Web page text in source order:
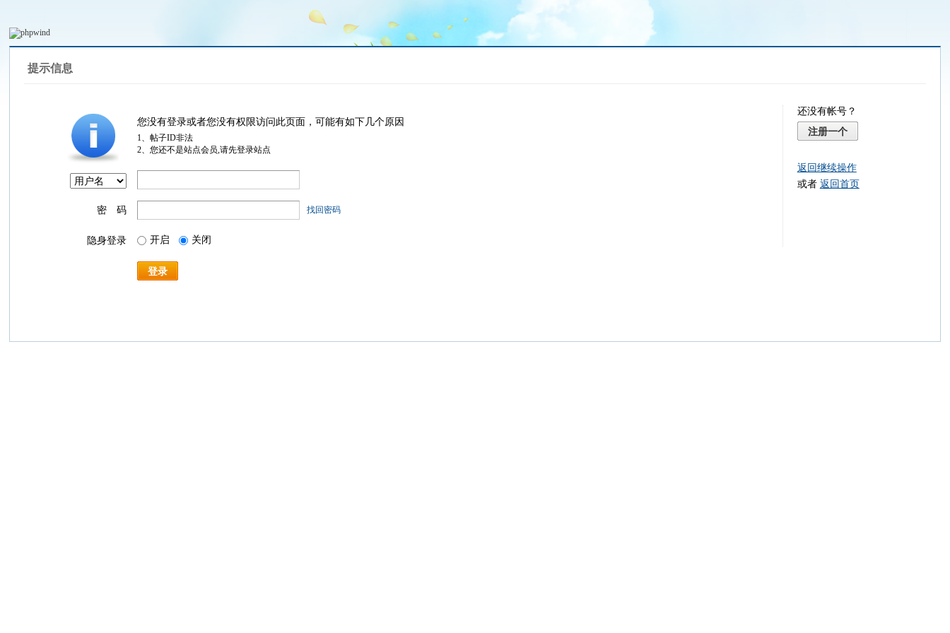
提示信息
您没有登录或者您没有权限访问此页面，可能有如下几个原因
1、帖子ID非法
2、您还不是站点会员,请先登录站点
密 码 找回密码
隐身登录 开启 关闭
登录
还没有帐号？
注册一个
返回继续操作
或者 返回首页